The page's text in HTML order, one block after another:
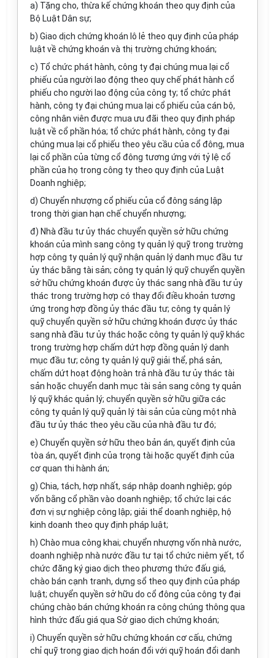
a) Tặng cho, thừa kế chứng khoán theo quy định của
Bộ Luật Dân sự;
b) Giao dịch chứng khoán lô lẻ theo quy định của pháp
luật về chứng khoán và thị trường chứng khoán;
c) Tổ chức phát hành, công ty đại chúng mua lại cổ
phiếu của người lao động theo quy chế phát hành cổ
phiếu cho người lao động của công ty; tổ chức phát
hành, công ty đại chúng mua lại cổ phiếu của cán bộ,
công nhân viên được mua ưu đãi theo quy định pháp
luật về cổ phần hóa; tổ chức phát hành, công ty đại
chúng mua lại cổ phiếu theo yêu cầu của cổ đông, mua
lại cổ phần của từng cổ đông tương ứng với tỷ lệ cổ
phần của họ trong công ty theo quy định của Luật
Doanh nghiệp;
d) Chuyển nhượng cổ phiếu của cổ đông sáng lập
trong thời gian hạn chế chuyển nhượng;
đ) Nhà đầu tư ủy thác chuyển quyền sở hữu chứng
khoán của mình sang công ty quản lý quỹ trong trường
hợp công ty quản lý quỹ nhận quản lý danh mục đầu tư
ủy thác bằng tài sản; công ty quản lý quỹ chuyển quyền
sở hữu chứng khoán được ủy thác sang nhà đầu tư ủy
thác trong trường hợp có thay đổi điều khoản tương
ứng trong hợp đồng ủy thác đầu tư; công ty quản lý
quỹ chuyển quyền sở hữu chứng khoán được ủy thác
sang nhà đầu tư ủy thác hoặc công ty quản lý quỹ khác
trong trường hợp chấm dứt hợp đồng quản lý danh
mục đầu tư; công ty quản lý quỹ giải thể, phá sản,
chấm dứt hoạt động hoàn trả nhà đầu tư ủy thác tài
sản hoặc chuyển danh mục tài sản sang công ty quản
lý quỹ khác quản lý; chuyển quyền sở hữu giữa các
công ty quản lý quỹ quản lý tài sản của cùng một nhà
đầu tư ủy thác theo yêu cầu của nhà đầu tư đó;
e) Chuyển quyền sở hữu theo bản án, quyết định của
tòa án, quyết định của trọng tài hoặc quyết định của
cơ quan thi hành án;
g) Chia, tách, hợp nhất, sáp nhập doanh nghiệp; góp
vốn bằng cổ phần vào doanh nghiệp; tổ chức lại các
đơn vị sự nghiệp công lập; giải thể doanh nghiệp, hộ
kinh doanh theo quy định pháp luật;
h) Chào mua công khai; chuyển nhượng vốn nhà nước,
doanh nghiệp nhà nước đầu tư tại tổ chức niêm yết, tổ
chức đăng ký giao dịch theo phương thức đấu giá,
chào bán cạnh tranh, dựng sổ theo quy định của pháp
luật; chuyển quyền sở hữu do cổ đông của công ty đại
chúng chào bán chứng khoán ra công chúng thông qua
hình thức đấu giá qua Sở giao dịch chứng khoán;
i) Chuyển quyền sở hữu chứng khoán cơ cấu, chứng
chỉ quỹ trong giao dịch hoán đổi với quỹ hoán đổi danh